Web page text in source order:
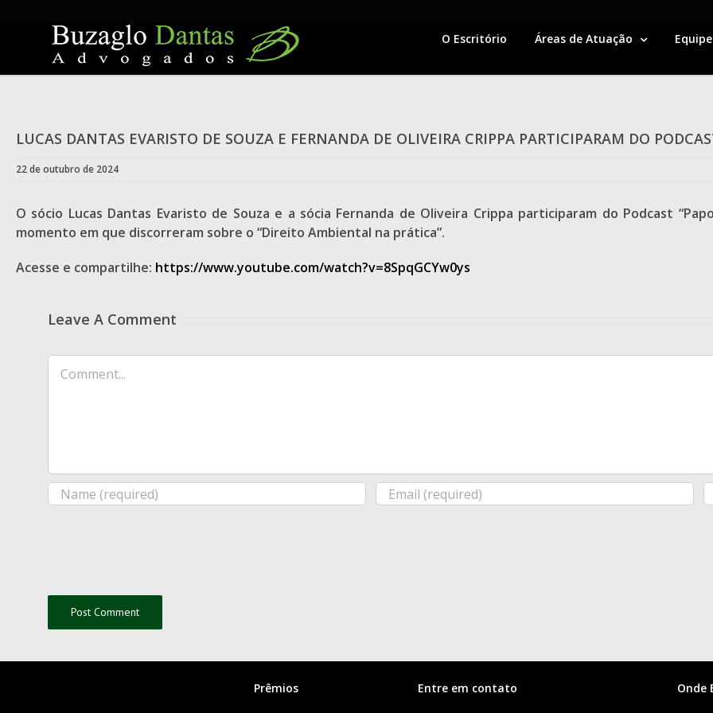
O Escritório Áreas de Atuação Equipe
LUCAS DANTAS EVARISTO DE SOUZA E FERNANDA DE OLIVEIRA CRIPPA PARTICIPARAM DO
22 de outubro de 2024
O sócio Lucas Dantas Evaristo de Souza e a sócia Fernanda de Oliveira Crippa participaram do Podcast
momento em que discorreram sobre o “Direito Ambiental na prática”.
Acesse e compartilhe: https://www.youtube.com/watch?v=8SpqGCYw0ys
Leave A Comment
Comment
Prêmios Entre em contato Onde